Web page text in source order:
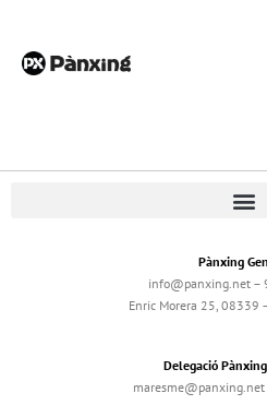
Pànxing
info@panxing.net –
Enric Morera 25, 08339
Delegació